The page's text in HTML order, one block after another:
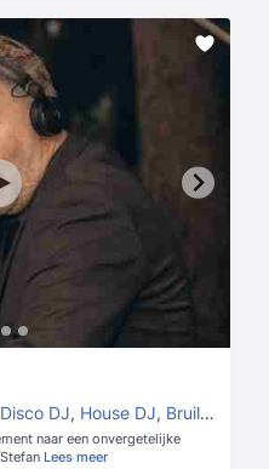
Disco DJ, House DJ, Bruiloft DJ
naar een onvergetelijke
Lees meer